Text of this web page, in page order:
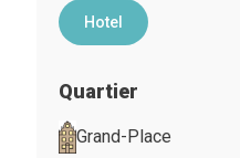
Hotel
Quartier
Grand-Place